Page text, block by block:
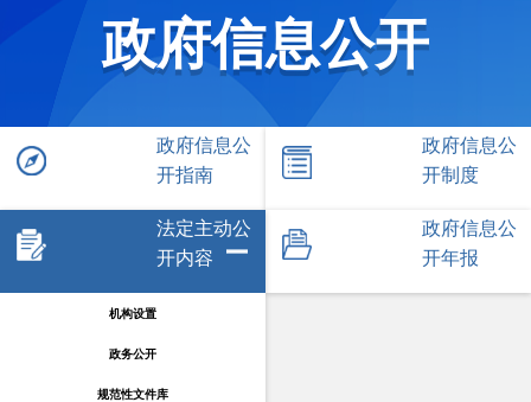
政府信息公开
政府信息公
开指南
政府信息公
开制度
法定主动公
开内容
机构设置
政务公开
规范性文件库
政府信息公
开年报